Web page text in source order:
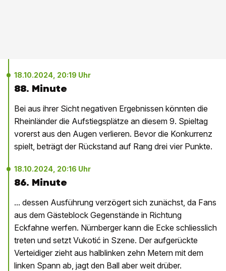
18.10.2024, 20:19 Uhr
88. Minute
Bei aus ihrer Sicht negativen Ergebnissen könnten die
Rheinländer die Aufstiegsplätze an diesem 9. Spieltag
vorerst aus den Augen verlieren. Bevor die Konkurrenz
spielt, beträgt der Rückstand auf Rang drei vier Punkte.
18.10.2024, 20:16 Uhr
86. Minute
... dessen Ausführung verzögert sich zunächst, da Fans
aus dem Gästeblock Gegenstände in Richtung
Eckfahne werfen. Nürnberger kann die Ecke schliesslich
treten und setzt Vukotić in Szene. Der aufgerückte
Verteidiger zieht aus halblinken zehn Metern mit dem
linken Spann ab, jagt den Ball aber weit drüber.